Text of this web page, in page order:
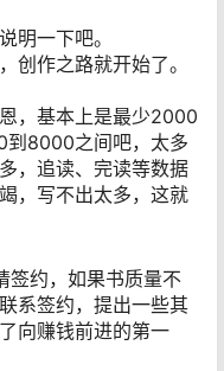
明一下吧。
创作之路就开始了。
，基本上是最少2000
到8000之间吧，太多
，追读、完读等数据
，写不出太多，这就
签约，如果书质量不
系签约，提出一些其
向赚钱前进的第一